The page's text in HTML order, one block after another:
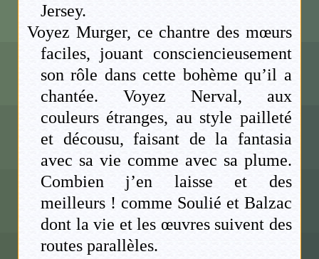
Jersey.
Voyez Murger, ce chantre des mœurs
faciles, jouant consciencieusement
son rôle dans cette bohème qu’il a
chantée. Voyez Nerval, aux
couleurs étranges, au style pailleté
et décousu, faisant de la fantasia
avec sa vie comme avec sa plume.
Combien j’en laisse et des
meilleurs ! comme Soulié et Balzac
dont la vie et les œuvres suivent des
routes parallèles.